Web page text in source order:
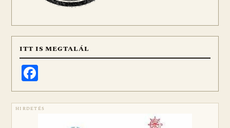
ITT IS MEGTALÁL
HIRDETÉS